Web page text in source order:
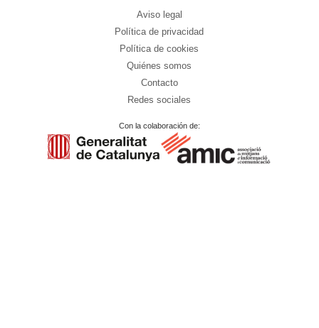
Aviso legal
Política de privacidad
Política de cookies
Quiénes somos
Contacto
Redes sociales
Con la colaboración de: